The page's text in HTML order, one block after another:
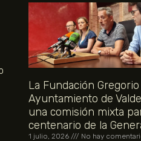
La Fundación
Ayuntamiento de
una comisión mixta
centenario de la
1 julio, 2026 No hay